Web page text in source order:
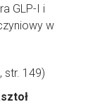
I i
w
149)